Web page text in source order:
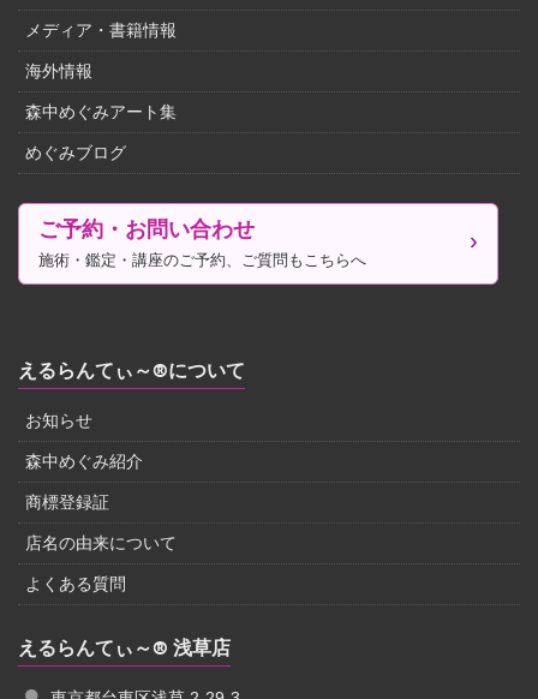
メディア・書籍情報
海外情報
森中めぐみアート集
めぐみブログ
ご予約・お問い合わせ
施術・鑑定・講座のご予約、ご質問もこちらへ
えるらんてぃ～®について
お知らせ
森中めぐみ紹介
商標登録証
店名の由来について
よくある質問
えるらんてぃ～® 浅草店